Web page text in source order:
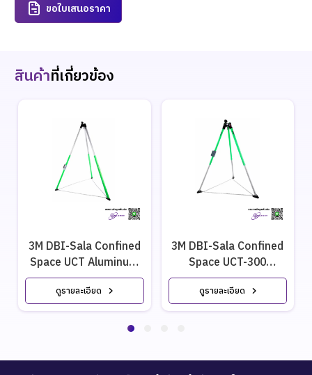
ขอใบเสนอราคา
สินค้าที่เกี่ยวข้อง
ดูรายละเอียด
3M DBI-Sala Confined
Space UCT Aluminum
Tripod
ดูรายละเอียด
3M DBI-Sala Confined
Space UCT-300
Aluminum Tripod